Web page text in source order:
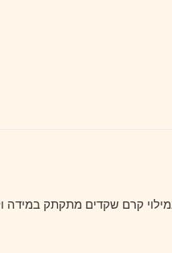
קרם שקדים מתקתק במידה